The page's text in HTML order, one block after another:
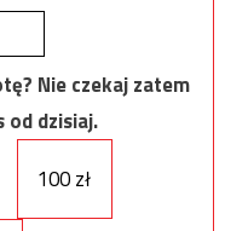
Nie czekaj zatem
od dzisiaj.
100 zł